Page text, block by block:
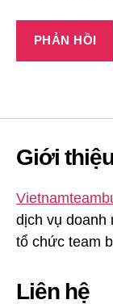
Giới
dịch vụ doanh
tổ chức team
Liên hệ